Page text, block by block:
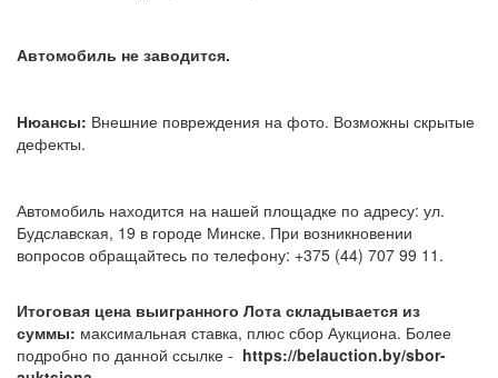
Автомобиль не заводится.
Нюансы: Внешние повреждения на фото. Возможны скрытые
дефекты.
Автомобиль находится на нашей площадке по адресу: ул.
Будславская, 19 в городе Минске. При возникновении
вопросов обращайтесь по телефону: +375 (44) 707 99 11.
Итоговая цена выигранного Лота складывается из
суммы: максимальная ставка, плюс сбор Аукциона. Более
подробно по данной ссылке - https://belauction.by/sbor-